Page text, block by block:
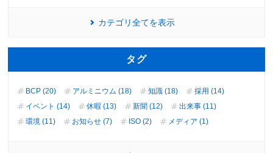
カテゴリ全てを表示
タグ
BCP (20) アルミニウム (18) 知識 (18)
採用 (14)
イベント (14)
休暇 (13) 新聞 (12)
出来事 (11)
環境 (11)
お知らせ (7) ISO (2) メディア (1)